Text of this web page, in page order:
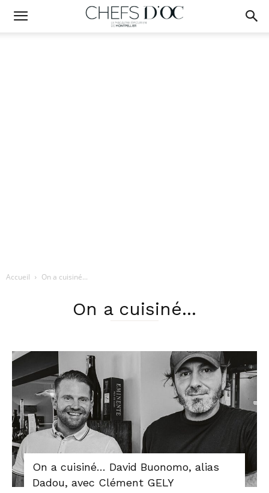
Accueil On a cuisiné...
On a cuisiné...
On a cuisiné… David Buonomo, alias
Dadou, avec Clément GELY